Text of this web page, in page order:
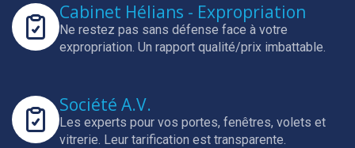
Cabinet Hélians - Expropriation
Ne restez pas sans défense face à votre
expropriation. Un rapport qualité/prix imbattable.
Société A.V.
Les experts pour vos portes, fenêtres, volets et
vitrerie. Leur tarification est transparente.